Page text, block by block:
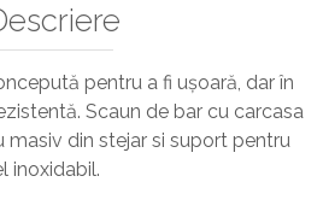
pentru a fi ușoară, dar în
Scaun de bar cu carcasa
din stejar si suport pentru
inoxidabil.